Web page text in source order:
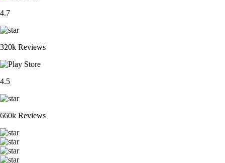
4.7
320k Reviews
4.5
660k Reviews